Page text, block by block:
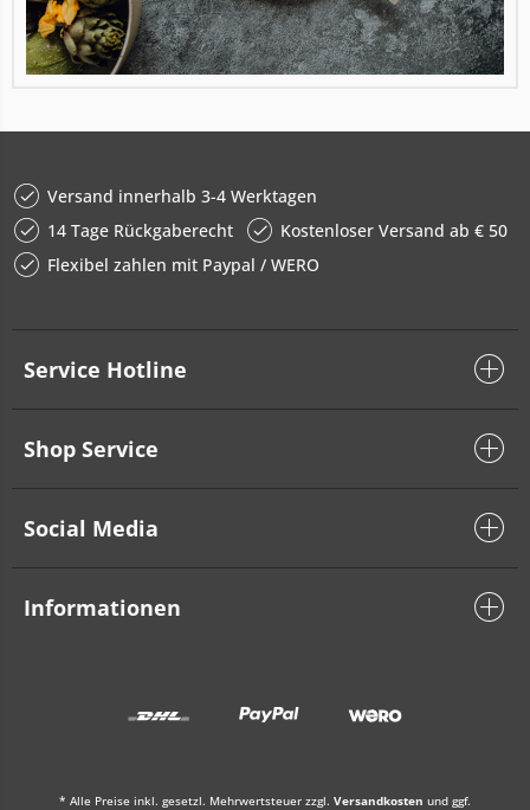
Versand innerhalb 3-4 Werktagen
14 Tage Rückgaberecht
Kostenloser Versand ab € 50
Flexibel zahlen mit Paypal / WERO
Service Hotline
Shop Service
Social Media
Informationen
* Alle Preise inkl. gesetzl. Mehrwertsteuer zzgl. Versandkosten und ggf.